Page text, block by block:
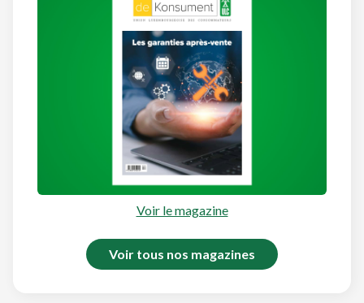
Voir le magazine
Voir tous nos magazines